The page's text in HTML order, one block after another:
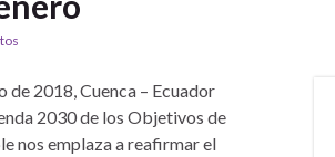
de 2018, Cuenca – Ecuador
2030 de los Objetivos de
nos emplaza a reafirmar el